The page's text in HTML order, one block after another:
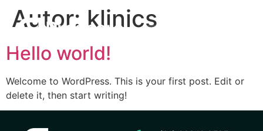
Autor: klinics
Hello world!
Welcome to WordPress. This is your first post. Edit or
delete it, then start writing!